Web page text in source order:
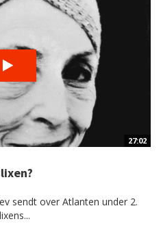
27:02
sendt over Atlanten under 2.